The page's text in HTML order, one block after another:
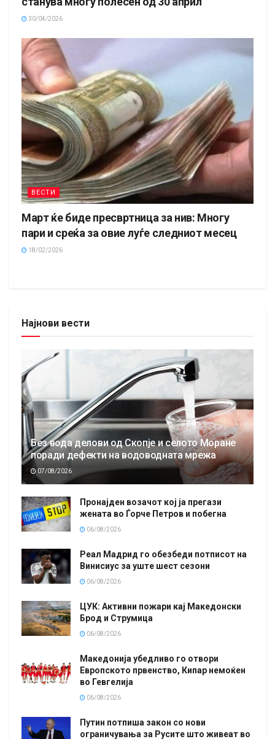
30/04/2026
ВЕСТИ
Март ќе биде пресвртница за нив: Многу
пари и среќа за овие луѓе следниот месец
18/02/2026
Најнови вести
Без вода делови од Скопје и селото Моране
поради дефекти на водоводната мрежа
07/08/2026
Пронајден возачот кој ја прегази
жената во Ѓорче Петров и побегна
06/08/2026
Реал Мадрид го обезбеди потписот на
Винисиус за уште шест сезони
06/08/2026
ЦУК: Активни пожари кај Македонски
Брод и Струмица
06/08/2026
Македонија убедливо го отвори
Европското првенство, Кипар немоќен
во Гевгелија
06/08/2026
Путин потпиша закон со нови
ограничувања за Русите што живеат во